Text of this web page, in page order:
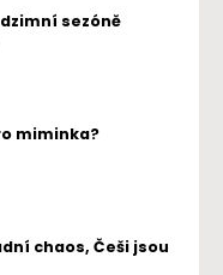
sezóně
miminka?
chaos, Češi jsou